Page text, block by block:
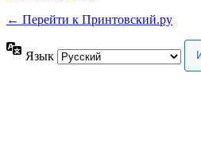
← Перейти к Принтовский.ру
Язык